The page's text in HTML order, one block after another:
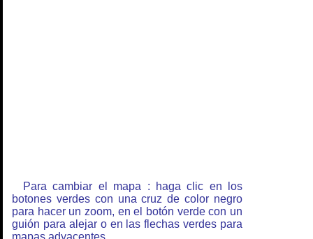
Para cambiar el mapa : haga clic en los
botones verdes con una cruz de color negro
para hacer un zoom, en el botón verde con un
guión para alejar o en las flechas verdes para
mapas adyacentes.